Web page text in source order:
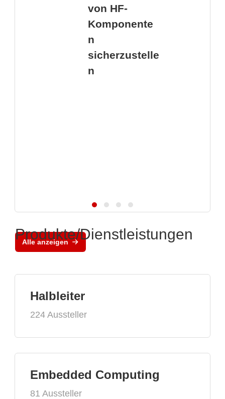
von HF-
Komponente
n
sicherzustelle
n
Alle anzeigen
Produkte/Dienstleistungen
Halbleiter
224 Aussteller
Embedded Computing
81 Aussteller